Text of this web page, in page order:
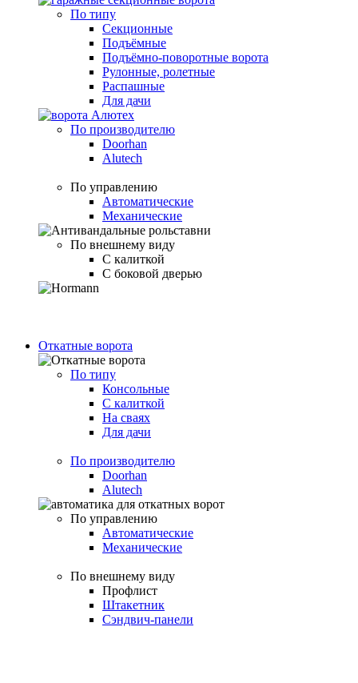
По типу
Секционные
Подъёмные
Подъёмно-поворотные ворота
Рулонные, ролетные
Распашные
Для дачи
По производителю
Doorhan
Alutech
По управлению
Автоматические
Механические
По внешнему виду
С калиткой
С боковой дверью
Откатные ворота
По типу
Консольные
С калиткой
На сваях
Для дачи
По производителю
Doorhan
Alutech
По управлению
Автоматические
Механические
По внешнему виду
Профлист
Штакетник
Сэндвич-панели